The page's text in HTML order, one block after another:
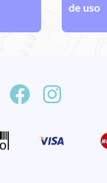
de uso